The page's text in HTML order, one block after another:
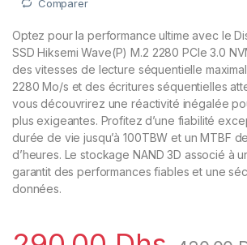
Comparer
Optez pour la performance ultime avec le
SSD Hiksemi Wave(P) M.2 2280 PCIe 3.0
des vitesses de lecture séquentielle
2280 Mo/s et des écritures séquentielles
vous découvrirez une réactivité inégalée
plus exigeantes. Profitez d’une fiabilité
durée de vie jusqu’à 100TBW et un MTBF
d’heures. Le stockage NAND 3D associé à
garantit des performances fiables et une
données.